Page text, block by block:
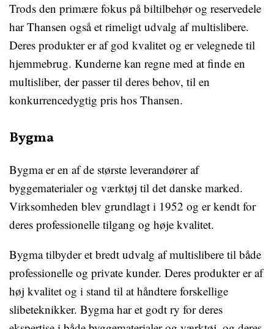
Trods den primære fokus på biltilbehør og reservedele
har Thansen også et rimeligt udvalg af multislibere.
Deres produkter er af god kvalitet og er velegnede til
hjemmebrug. Kunderne kan regne med at finde en
multisliber, der passer til deres behov, til en
konkurrencedygtig pris hos Thansen.
Bygma
Bygma er en af de største leverandører af
byggematerialer og værktøj til det danske marked.
Virksomheden blev grundlagt i 1952 og er kendt for
deres professionelle tilgang og høje kvalitet.
Bygma tilbyder et bredt udvalg af multislibere til både
professionelle og private kunder. Deres produkter er af
høj kvalitet og i stand til at håndtere forskellige
slibeteknikker. Bygma har et godt ry for deres